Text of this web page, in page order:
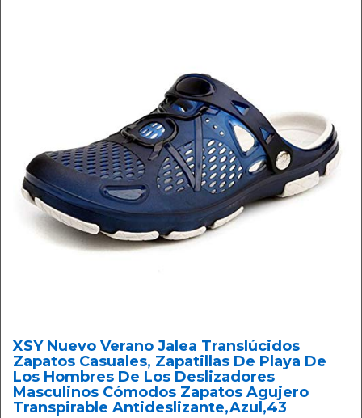
XSY Nuevo Verano Jalea Translúcidos
Zapatos Casuales, Zapatillas De Playa De
Los Hombres De Los Deslizadores
Masculinos Cómodos Zapatos Agujero
Transpirable Antideslizante,Azul,43